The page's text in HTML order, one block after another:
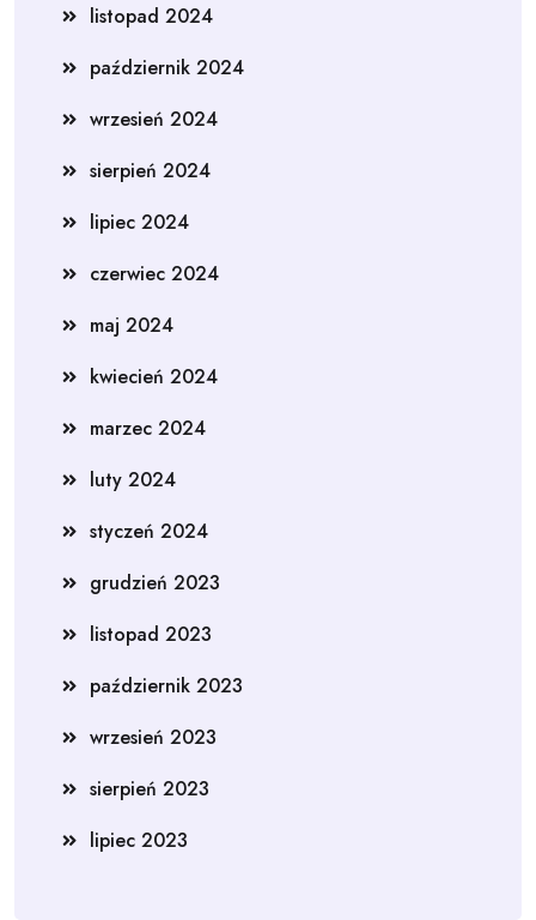
listopad 2024
październik 2024
wrzesień 2024
sierpień 2024
lipiec 2024
czerwiec 2024
maj 2024
kwiecień 2024
marzec 2024
luty 2024
styczeń 2024
grudzień 2023
listopad 2023
październik 2023
wrzesień 2023
sierpień 2023
lipiec 2023